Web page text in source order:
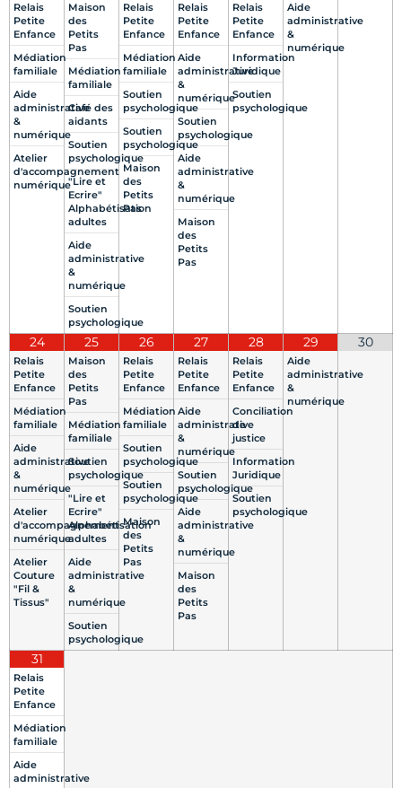
Relais
Petite
Enfance
Médiation
familiale
Aide
administrative
&
numérique
Atelier
d'accompagnement
numérique
Maison
des
Petits
Pas
Médiation
familiale
Café des
aidants
Soutien
psychologique
"Lire et
Ecrire"
Alphabétisation
adultes
Aide
administrative
&
numérique
Soutien
psychologique
Relais
Petite
Enfance
Médiation
familiale
Soutien
psychologique
Soutien
psychologique
Maison
des
Petits
Pas
Relais
Petite
Enfance
Aide
administrative
&
numérique
Soutien
psychologique
Aide
administrative
&
numérique
Maison
des
Petits
Pas
Relais
Petite
Enfance
Information
Juridique
Soutien
psychologique
Aide
administrative
&
numérique
24
Relais
Petite
Enfance
Médiation
familiale
Aide
administrative
&
numérique
Atelier
d'accompagnement
numérique
Atelier
Couture
"Fil &
Tissus"
25
Maison
des
Petits
Pas
Médiation
familiale
Soutien
psychologique
"Lire et
Ecrire"
Alphabétisation
adultes
Aide
administrative
&
numérique
Soutien
psychologique
26
Relais
Petite
Enfance
Médiation
familiale
Soutien
psychologique
Soutien
psychologique
Maison
des
Petits
Pas
27
Relais
Petite
Enfance
Aide
administrative
&
numérique
Soutien
psychologique
Aide
administrative
&
numérique
Maison
des
Petits
Pas
28
Relais
Petite
Enfance
Conciliation
de
justice
Information
Juridique
Soutien
psychologique
29
Aide
administrative
&
numérique
30
31
Relais
Petite
Enfance
Médiation
familiale
Aide
administrative